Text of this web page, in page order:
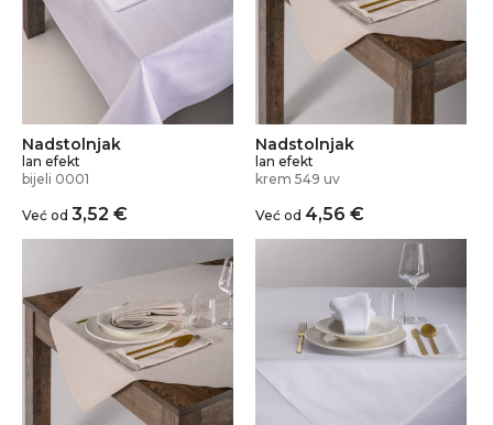
Nadstolnjak
lan efekt
bijeli 0001
Već od 3,52 €
Nadstolnjak
lan efekt
krem 549 uv
Već od 4,56 €